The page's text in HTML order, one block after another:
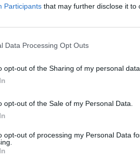
Participants that may further disclose it to
Data Processing Opt Outs
opt-out of the Sharing of my personal data.
opt-out of the Sale of my Personal Data.
opt-out of processing my Personal Data
A szokásos könyvjutalmakon túl,
a gyerekek számára az üdülő
intézményvezető.